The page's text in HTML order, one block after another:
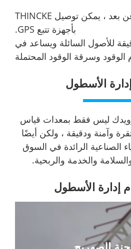
لتطبيقات الاتصال عن بعد ، يمكن توصيل THINCKE
بأجهزة تتبع GPS.
للأصول السائلة ويساعد في
وسرقة الوقود المحتملة
الأسطول
ليس فقط بمعدات قياس
وآمنة ودقيقة ، ولكن أيضًا
الصناعية الرائدة في السوق
والخدمة والربحية.
إدارة الأسطول